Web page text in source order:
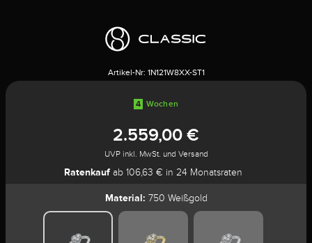
Artikel-Nr: 1N121W8XX-ST1
4 Wochen
2.559,00 €
UVP inkl. MwSt. und Versand
Ratenkauf ab 106,63 € in 24 Monatsraten
Material: 750 Weißgold